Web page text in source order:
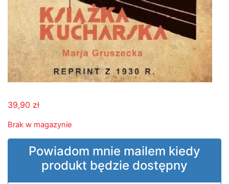
39,90 zł
Brak w magazynie
Powiadom mnie mailem kiedy
produkt będzie dostępny